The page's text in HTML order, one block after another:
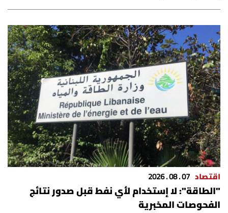
اقتصاد 07 . 08 . 2026
"الطاقة": لا إستخدام لأي نفط قبل صدور نتائج
الفحوصات المخبرية